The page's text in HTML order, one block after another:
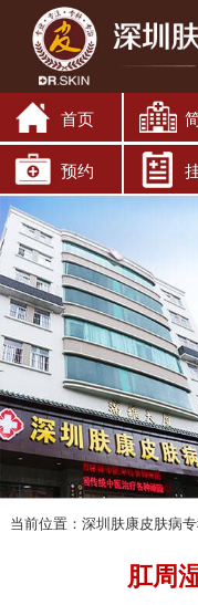
首页
预约
当前位置： 深圳肤康皮肤病
肛周